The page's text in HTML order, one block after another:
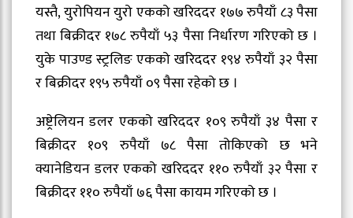
यस्तै, युरोपियन युरो एकको खरिददर १७७ रुपैयाँ ८३ पैसा
तथा बिक्रीदर १७८ रुपैयाँ ५३ पैसा निर्धारण गरिएको छ ।
युके पाउण्ड स्ट्रलिङ एकको खरिददर १९४ रुपैयाँ ३२ पैसा
र बिक्रीदर १९५ रुपैयाँ ०९ पैसा रहेको छ ।
अष्ट्रेलियन डलर एकको खरिददर १०९ रुपैयाँ ३४ पैसा र
बिक्रीदर १०९ रुपैयाँ ७८ पैसा तोकिएको छ भने
क्यानेडियन डलर एकको खरिददर ११० रुपैयाँ ३२ पैसा र
बिक्रीदर ११० रुपैयाँ ७६ पैसा कायम गरिएको छ ।